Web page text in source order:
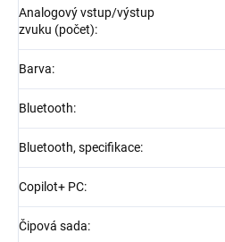
Analogový vstup/výstup
zvuku (počet):
Barva:
Bluetooth:
Bluetooth, specifikace:
Copilot+ PC:
Čipová sada: